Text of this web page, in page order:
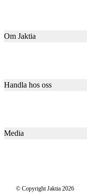
Om Jaktia
Karriär
Jaktia Brand Guidelines
Handla hos oss
Köpvillkor för företagskunder
Media
Jägaren© Copyright Jaktia 2026